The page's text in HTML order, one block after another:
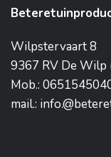
Wilpstervaart 8
9367 RV De Wilp
Mob.:
mail.: